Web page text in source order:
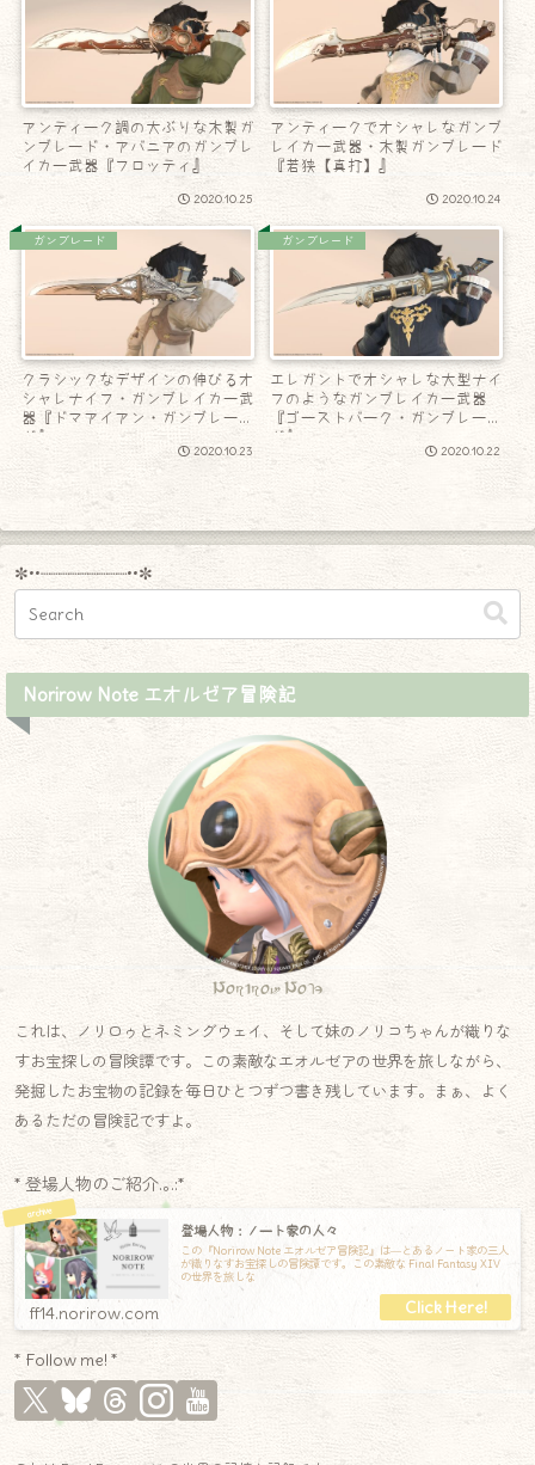
アンティーク調の大ぶりな木製ガ
ンブレード・アバニアのガンブレ
イカー武器『フロッティ』
2020.10.25
アンティークでオシャレなガンブ
レイカー武器・木製ガンブレード
『若狭【真打】』
2020.10.24
ガンブレード
クラシックなデザインの伸びるオ
シャレナイフ・ガンブレイカー武
器『ドマアイアン・ガンブレー
ド』
2020.10.23
ガンブレード
エレガントでオシャレな大型ナイ
フのようなガンブレイカー武器
『ゴーストバーク・ガンブレー
ド』
2020.10.22
✼••┈┈┈┈┈┈┈┈┈••✼
Norirow Note エオルゼア冒険記
Norirow Note
これは、ノリロゥとネミングウェイ、そして妹のノリコちゃんが織りな
すお宝探しの冒険譚です。この素敵なエオルゼアの世界を旅しながら、
発掘したお宝物の記録を毎日ひとつずつ書き残しています。まぁ、よく
あるただの冒険記ですよ。
* 登場人物のご紹介.｡.:*
登場人物：ノート家の人々
この『Norirow Note エオルゼア冒険記』は―とあるノート家の三人
が織りなすお宝探しの冒険譚です。この素敵な Final Fantasy XIV
の世界を旅しな
ff14.norirow.com
* Follow me! *